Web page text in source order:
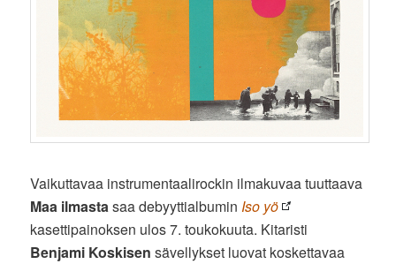
Vaikuttavaa instrumentaalirockin ilmakuvaa tuuttaava
Maa ilmastasaa debyyttialbuminIso yö
kasettipainoksen ulos 7. toukokuuta. Kitaristi
Benjami Koskisen sävellykset luovat koskettavaa